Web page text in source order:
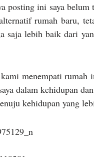
posting ini saya belum
rumah baru,
saja lebih baik dari
menempati rumah
dalam kehidupan
kehidupan yang